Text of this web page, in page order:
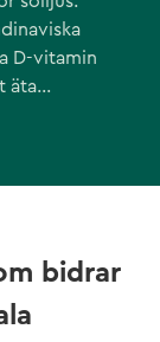
D-vitamin
äta
bidrar